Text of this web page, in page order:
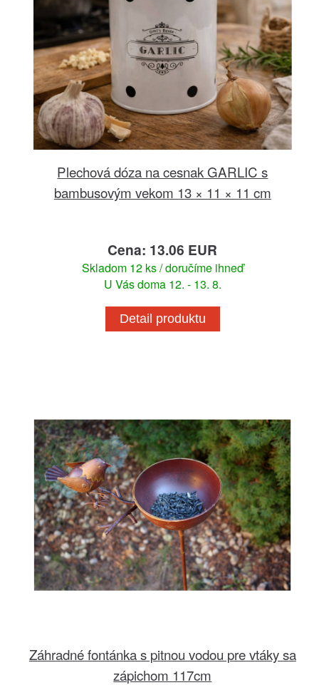
Plechová dóza na cesnak GARLIC s
bambusovým vekom 13 × 11 × 11 cm
Cena: 13.06 EUR
Skladom 12 ks / doručíme ihneď
U Vás doma 12. - 13. 8.
Detail produktu
Záhradné fontánka s pitnou vodou pre vtáky sa
zápichom 117cm